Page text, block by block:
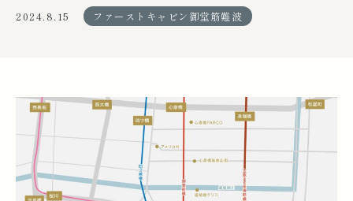
2024.8.15 ファーストキャビン御堂筋難波